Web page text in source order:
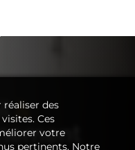
&
réaliser des
Ces
votre
pertinents. Notre